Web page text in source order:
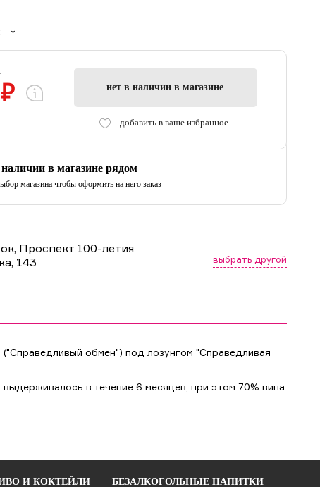
нет в наличии в магазине
добавить в ваше избранное
в магазине рядом
магазина чтобы оформить на него заказ
Проспект 100-летия
143
выбрать другой
("Справедливый обмен") под лозунгом "Справедливая
в течение 6 месяцев, при этом 70% вина
И КОКТЕЙЛИ БЕЗАЛКОГОЛЬНЫЕ НАПИТКИ